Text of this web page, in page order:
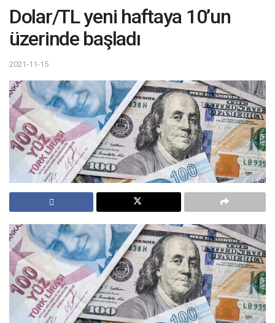
Dolar/TL yeni haftaya 10’un
üzerinde başladı
2021-11-15